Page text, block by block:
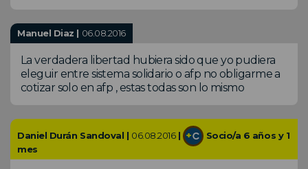
Manuel Diaz | 06.08.2016
La verdadera libertad hubiera sido que yo pudiera
eleguir entre sistema solidario o afp no obligarme a
cotizar solo en afp , estas todas son lo mismo
Daniel Durán Sandoval | 06.08.2016|
Socio/a 6 años y 1
mes